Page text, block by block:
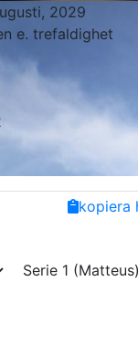
2029
e. trefaldighet
EmailCopy
kopiera